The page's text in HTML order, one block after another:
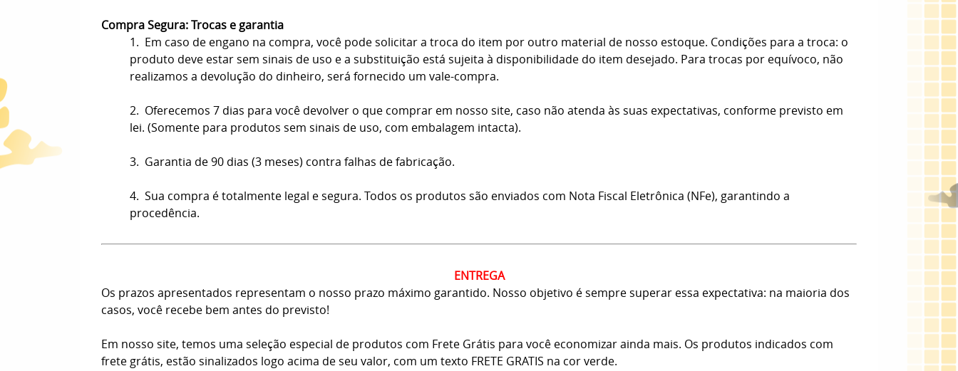
Compra Segura: Trocas e garantia
1. Em caso de engano na compra, você pode solicitar a troca do item por outro material de nosso estoque. Condições para a troca: o
produto deve estar sem sinais de uso e a substituição está sujeita à disponibilidade do item desejado. Para trocas por equívoco, não
realizamos a devolução do dinheiro, será fornecido um vale-compra.
2. Oferecemos 7 dias para você devolver o que comprar em nosso site, caso não atenda às suas expectativas, conforme previsto em
lei. (Somente para produtos sem sinais de uso, com embalagem intacta).
3. Garantia de 90 dias (3 meses) contra falhas de fabricação.
4. Sua compra é totalmente legal e segura. Todos os produtos são enviados com Nota Fiscal Eletrônica (NFe), garantindo a
procedência.
ENTREGA
Os prazos apresentados representam o nosso prazo máximo garantido. Nosso objetivo é sempre superar essa expectativa: na maioria dos
casos, você recebe bem antes do previsto!
Em nosso site, temos uma seleção especial de produtos com Frete Grátis para você economizar ainda mais. Os produtos indicados com
frete grátis, estão sinalizados logo acima de seu valor, com um texto FRETE GRATIS na cor verde.